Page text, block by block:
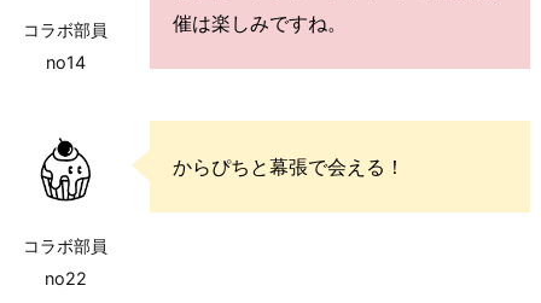
コラボ部員
no14
催は楽しみですね。
コラボ部員
no22
からぴちと幕張で会える！